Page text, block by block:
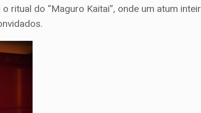
ritual do “Maguro Kaitai”, onde um atum